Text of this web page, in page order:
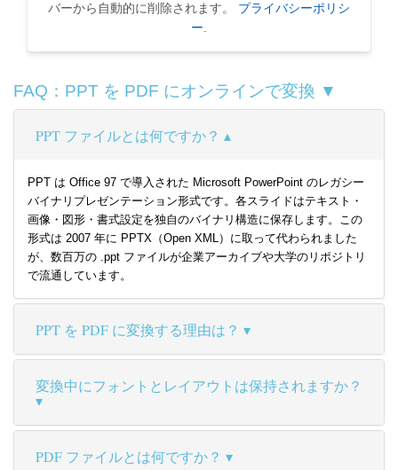
バーから自動的に削除されます。 プライバシーポリシ
ー.
FAQ：PPT を PDF にオンラインで変換 ▼
PPT ファイルとは何ですか？
PPT は Office 97 で導入された Microsoft PowerPoint のレガシー
バイナリプレゼンテーション形式です。各スライドはテキスト・
画像・図形・書式設定を独自のバイナリ構造に保存します。この
形式は 2007 年に PPTX（Open XML）に取って代わられました
が、数百万の .ppt ファイルが企業アーカイブや大学のリポジトリ
で流通しています。
PPT を PDF に変換する理由は？
変換中にフォントとレイアウトは保持されますか？
PDF ファイルとは何ですか？